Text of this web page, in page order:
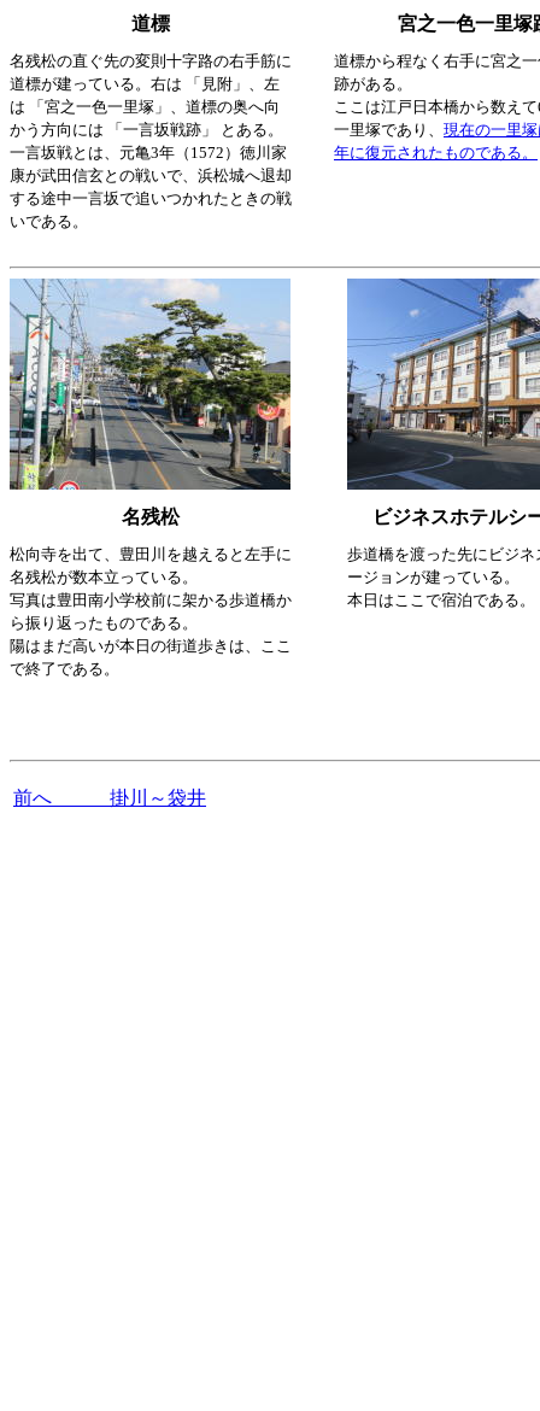
道標 宮之一色一里塚
名残松の直ぐ先の変則十字路の右手筋に
道標が建っている。右は 「見附」、左
は 「宮之一色一里塚」、道標の奥へ向
かう方向には 「一言坂戦跡」 とある。
一言坂戦とは、元亀3年（1572）徳川家
康が武田信玄との戦いで、浜松城へ退却
する途中一言坂で追いつかれたときの戦
いである。
道標から程なく右手に宮之
跡がある。
ここは江戸日本橋から数え
一里塚であり、 現在の一里
年に復元されたものである。
名残松 ビジネスホテルシ
松向寺を出て、豊田川を越えると左手に
名残松が数本立っている。
写真は豊田南小学校前に架かる歩道橋か
ら振り返ったものである。
陽はまだ高いが本日の街道歩きは、ここ
で終了である。
歩道橋を渡った先にビジネ
ージョンが建っている。
本日はここで宿泊である。
前へ 掛川～袋井